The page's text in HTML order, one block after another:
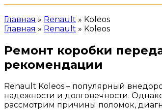
Главная » Renault » Koleos
Главная » Renault » Koleos
Ремонт коробки
рекомендации
Renault Koleos – популярный
надежности и долговечности.
рассмотрим причины поломок,